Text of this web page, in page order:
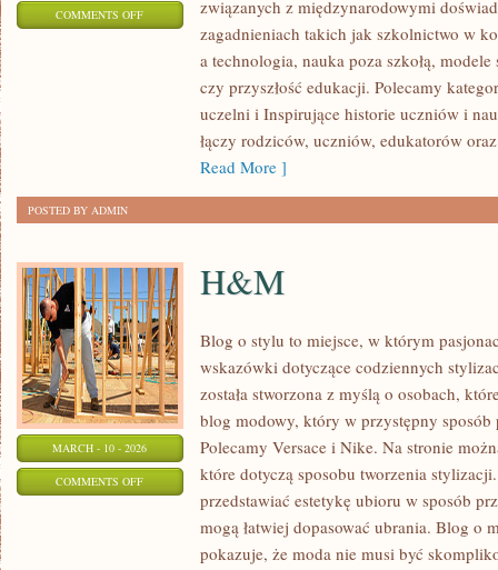
COMMENTS OFFON
związanych z międzynarodowymi
zagadnieniach takich jak szkolnictwo w
a technologia, nauka poza szkołą,
czy przyszłość edukacji. Polecamy
uczelni i Inspirujące historie uczniów i
łączy rodziców, uczniów, edukatorów
Read More ]
POSTED BY ADMIN
MARCH - 10 - 2026
COMMENTS OFFON
H&M
Blog o stylu to miejsce, w którym
wskazówki dotyczące codziennych
została stworzona z myślą o osobach,
blog modowy, który w przystępny sposób
Polecamy Versace i Nike. Na stronie
które dotyczą sposobu tworzenia
przedstawiać estetykę ubioru w sposób
mogą łatwiej dopasować ubrania. Blog o
pokazuje, że moda nie musi być